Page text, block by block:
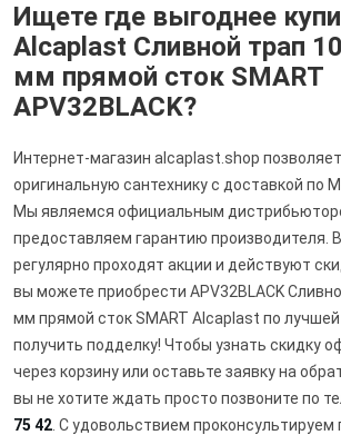
Ищете где выгоднее
Alcaplast Сливной трап
мм прямой сток SMART
APV32BLACK?
Интернет-магазин alcaplast.shop
оригинальную сантехнику с доставкой по
Мы являемся официальным
предоставляем гарантию производителя.
регулярно проходят акции и действуют
вы можете приобрести APV32BLACK
мм прямой сток SMART Alcaplast по лучшей
получить подделку! Чтобы узнать скидку
через корзину или оставьте заявку на
вы не хотите ждать просто позвоните по
75 42 . С удовольствием